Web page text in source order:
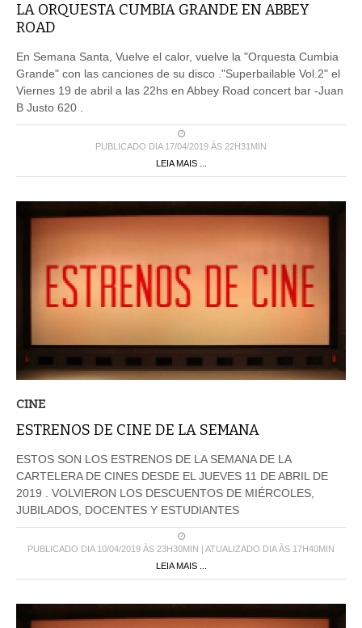
LA ORQUESTA CUMBIA GRANDE EN ABBEY
ROAD
En Semana Santa, Vuelve el calor, vuelve la "Orquesta Cumbia
Grande" con las canciones de su disco ."Superbailable Vol.2" el
Viernes 19 de abril a las 22hs en Abbey Road concert bar -Juan
B Justo 620 .
PUBLICADO DIA 17/04/2019 ÀS 22H31MIN
LEIA MAIS ...
CINE
ESTRENOS DE CINE DE LA SEMANA
ESTOS SON LOS ESTRENOS DE LA SEMANA DE LA
CARTELERA DE CINES DESDE EL JUEVES 11 DE ABRIL DE
2019 . VOLVIERON LOS DESCUENTOS DE MIÉRCOLES,
JUBILADOS, DOCENTES Y ESTUDIANTES
PUBLICADO DIA 10/04/2019 ÀS 23H30MIN | ATUALIZADO DIA ÀS 17H40MIN
LEIA MAIS ...